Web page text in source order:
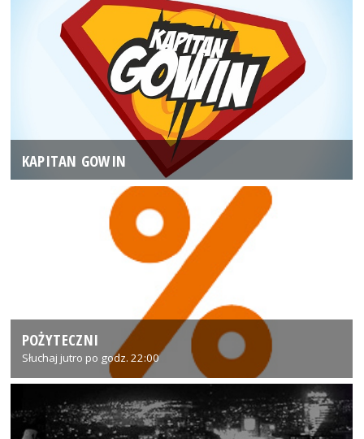
KAPITAN GOWIN
POŻYTECZNI
Słuchaj jutro po godz. 22:00